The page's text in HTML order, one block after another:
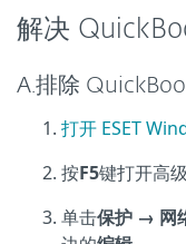
解决
A.排除
打开 ESET
按F5键打开高级
单击保护 → 网